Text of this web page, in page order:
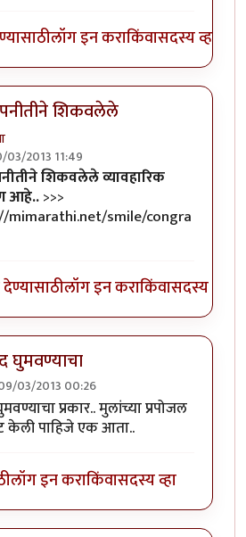
लॉग इन कराकिंवासदस्य व्हा
शिकवलेले
03/2013 11:49
toसगळ्यात उंच कणीसbyअप्पा जोगळेकर
शिकवलेले व्यावहारिक
आहे..>>>
देण्यासाठीलॉग इन कराकिंवासदस्य व्हा
घुमवण्याचा
03/2013 00:26
प्रकार.. मुलांच्या प्रपोजल
केली पाहिजे एक आता..
लॉग इन कराकिंवासदस्य व्हा